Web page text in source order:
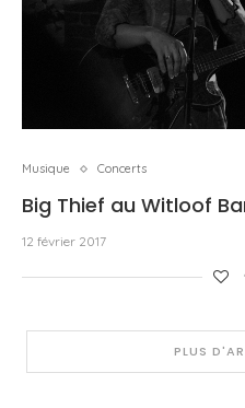
Musique Concerts
Big Thief au Witloof
12 février 2017
PLUS